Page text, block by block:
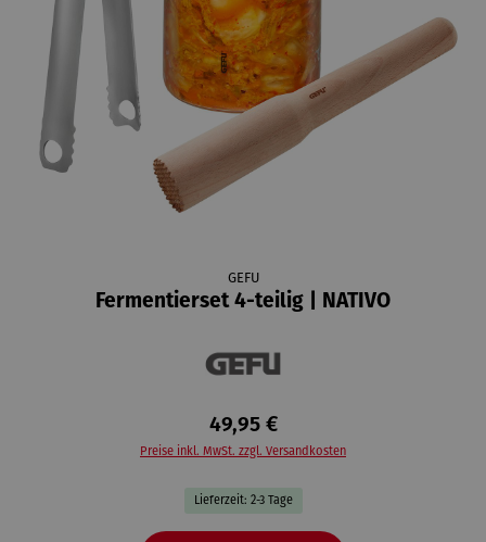
GEFU
Fermentierset 4-teilig | NATIVO
49,95 €
Preise inkl. MwSt. zzgl. Versandkosten
Lieferzeit: 2-3 Tage